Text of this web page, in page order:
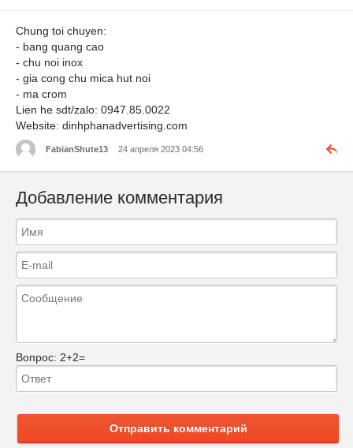
Chung toi chuyen:
- bang quang cao
- chu noi inox
- gia cong chu mica hut noi
- ma crom
Lien he sdt/zalo: 0947.85.0022
Website: dinhphanadvertising.com
FabianShute13 24 апреля 2023 04:56
Добавление комментария
Вопрос: 2+2=
Отправить комментарий